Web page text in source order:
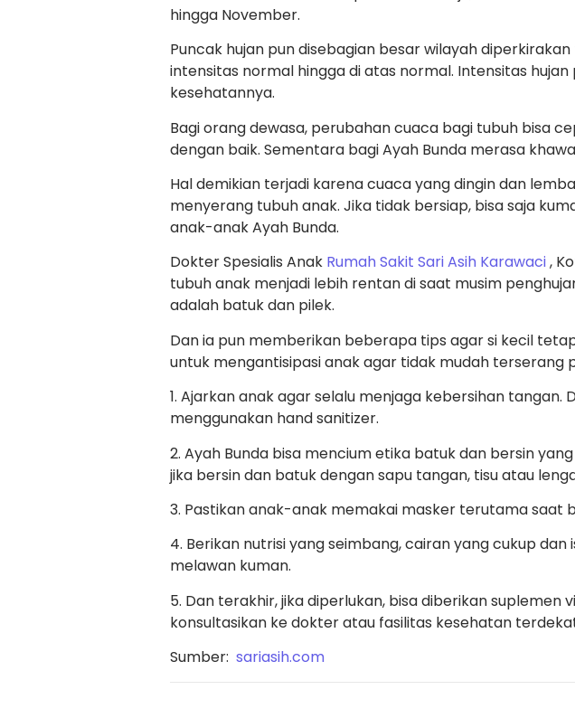
hingga November.
Puncak hujan pun disebagian besar wilayah
intensitas normal hingga di atas normal. Intensitas
kesehatannya.
Bagi orang dewasa, perubahan cuaca bagi tubuh bisa
dengan baik. Sementara bagi Ayah Bunda merasa
Hal demikian terjadi karena cuaca yang dingin dan
menyerang tubuh anak. Jika tidak bersiap, bisa saja
anak-anak Ayah Bunda.
Dokter Spesialis Anak Rumah Sakit Sari Asih Karawaci,
tubuh anak menjadi lebih rentan di saat musim
adalah batuk dan pilek.
Dan ia pun memberikan beberapa tips agar si kecil
untuk mengantisipasi anak agar tidak mudah terserang
1. Ajarkan anak agar selalu menjaga kebersihan
menggunakan hand sanitizer.
2. Ayah Bunda bisa mencium etika batuk dan bersin
jika bersin dan batuk dengan sapu tangan, tisu atau
3. Pastikan anak-anak memakai masker terutama saat
4. Berikan nutrisi yang seimbang, cairan yang cukup
melawan kuman.
5. Dan terakhir, jika diperlukan, bisa diberikan
konsultasikan ke dokter atau fasilitas kesehatan
Sumber: sariasih.com